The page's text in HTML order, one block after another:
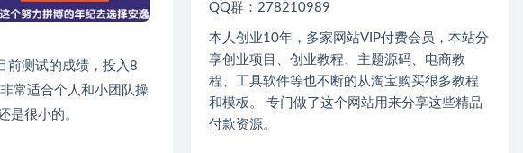
前测试的成绩，投入8
常适合个人和小团队操
是很小的。
QQ群：278210989
本人创业10年，多家网站VIP付费会员，本站分
享创业项目、创业教程、主题源码、电商教
程、工具软件等也不断的从淘宝购买很多教程
和模板。 专门做了这个网站用来分享这些精品
付款资源。